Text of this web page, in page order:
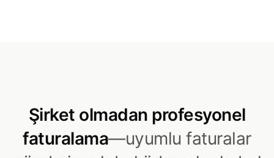
Şirket olmadan profesyonel
faturalama—uyumlu faturalar